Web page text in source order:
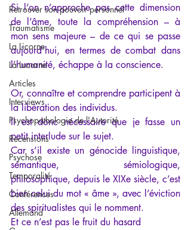
Retrouver son pouvoir personnel
Traumatisme
La Licorne
La Lucarne
Articles
Interviews
Psychopathologie de l'Autorité
Recensions
Psychose
Temporalité
Conférences
Allemand
Si l’on n’approche pas cette dimension
de l’âme, toute la compréhension – à
mon sens majeure – de ce qui se passe
aujourd’hui, en termes de combat dans
l’humanité, échappe à la conscience.
Or, connaître et comprendre participent à
la libération des individus.
Il est donc nécessaire que je fasse un
petit interlude sur le sujet.
Car s’il existe un génocide linguistique,
sémantique, sémiologique,
philosophique, depuis le XIXe siècle, c’est
bien celui du mot « âme », avec l’éviction
des spiritualistes qui le nomment.
Et ce n’est pas le fruit du hasard